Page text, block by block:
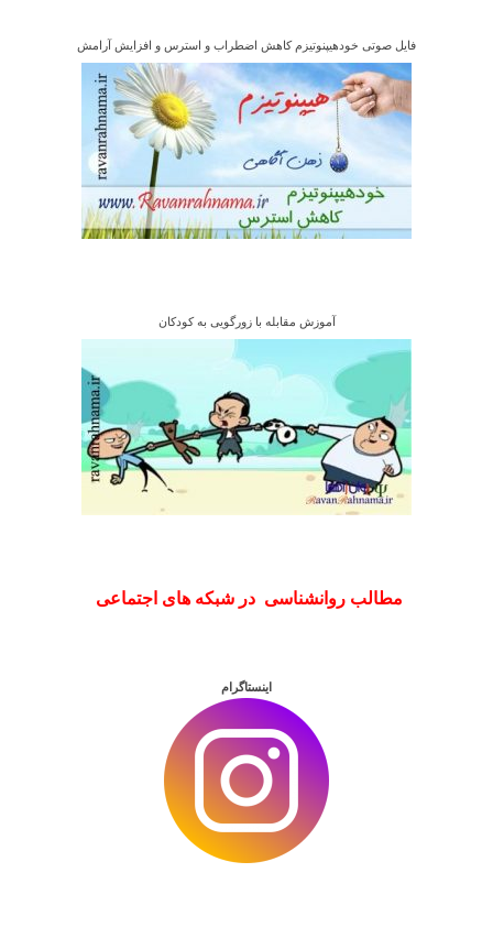
آموزش مقابله با زورگویی به کودکان
فایل صوتی خودهیپنوتیزم کاهش اضطراب و استرس و افزایش آرامش
مطالب روانشناسی در شبکه های اجتماعی
اینستاگرام